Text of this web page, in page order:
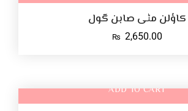
کاؤلن مٹی صابن گول
₨ 2,650.00
ADD TO CART